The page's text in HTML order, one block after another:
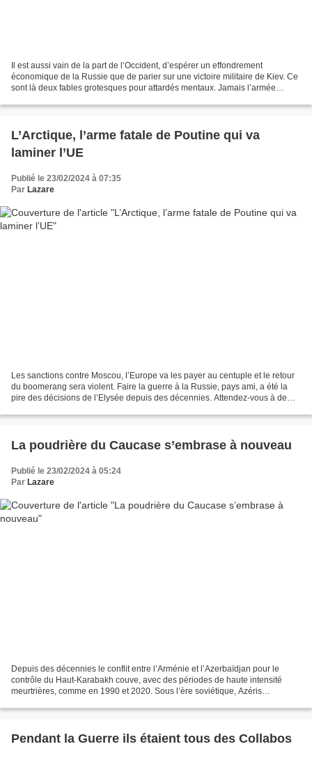
Il est aussi vain de la part de l’Occident, d’espérer un effondrement
économique de la Russie que de parier sur une victoire militaire de Kiev. Ce
sont là deux fables grotesques pour attardés mentaux. Jamais l’armée
L’Arctique, l’arme fatale de Poutine qui va
laminer l’UE
Publié le 23/02/2024 à 07:35
Par Lazare
Les sanctions contre Moscou, l’Europe va les payer au centuple et le retour
du boomerang sera violent. Faire la guerre à la Russie, pays ami, a été la
pire des décisions de l’Elysée depuis des décennies. Attendez-vous à de
La poudrière du Caucase s’embrase à nouveau
Publié le 23/02/2024 à 05:24
Par Lazare
Depuis des décennies le conflit entre l’Arménie et l’Azerbaïdjan pour le
contrôle du Haut-Karabakh couve, avec des périodes de haute intensité
meurtrières, comme en 1990 et 2020. Sous l’ère soviétique, Azéris
Pendant la Guerre ils étaient tous des Collabos